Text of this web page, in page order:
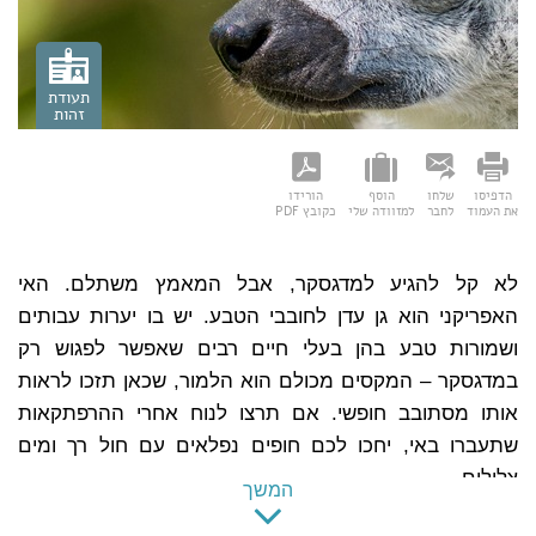
תעודת
זהות
תעודת זהות
שפה רשמית:
מלגשית וצרפתית
מטבע:
אריארי
בירה:
אַנְטַנַנַריבו
קידומת:
הדפיסו
את העמוד
שלחו
לחבר
הוסף
למזוודה שלי
הורידו
כקובץ PDF
לא קל להגיע למדגסקר, אבל המאמץ משתלם. האי
האפריקני הוא גן עדן לחובבי הטבע. יש בו יערות עבותים
ושמורות טבע בהן בעלי חיים רבים שאפשר לפגוש רק
במדגסקר – המקסים מכולם הוא הלמור, שכאן תזכו לראות
אותו מסתובב חופשי. אם תרצו לנוח אחרי ההרפתקאות
שתעברו באי, יחכו לכם חופים נפלאים עם חול רך ומים
צלולים.
המשך